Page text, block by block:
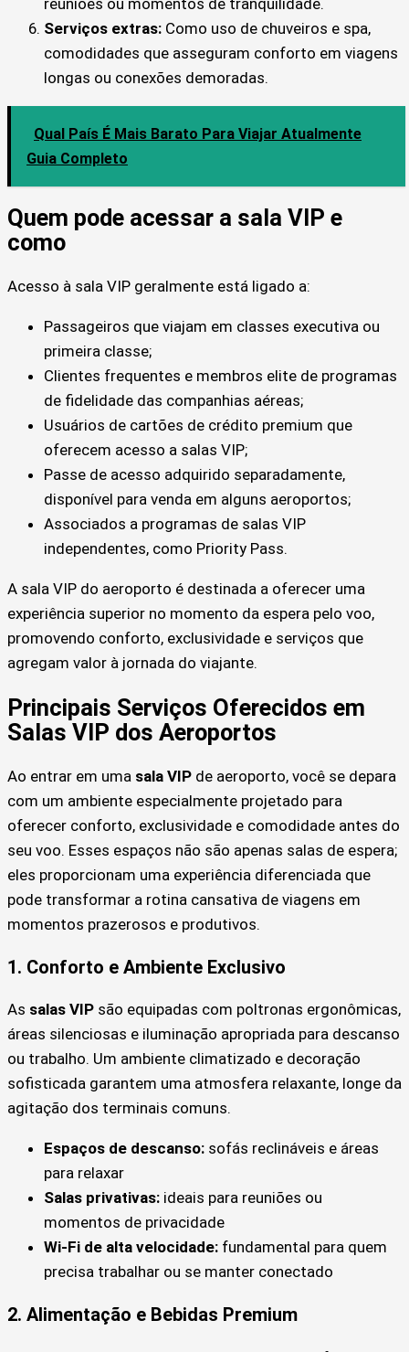
reuniões ou momentos de tranquilidade.
Serviços extras: Como uso de chuveiros e spa,
comodidades que asseguram conforto em viagens
longas ou conexões demoradas.
Qual País É Mais Barato Para Viajar Atualmente
Guia Completo
Quem pode acessar a sala VIP e
como
Acesso à sala VIP geralmente está ligado a:
Passageiros que viajam em classes executiva ou
primeira classe;
Clientes frequentes e membros elite de programas
de fidelidade das companhias aéreas;
Usuários de cartões de crédito premium que
oferecem acesso a salas VIP;
Passe de acesso adquirido separadamente,
disponível para venda em alguns aeroportos;
Associados a programas de salas VIP
independentes, como Priority Pass.
A sala VIP do aeroporto é destinada a oferecer uma
experiência superior no momento da espera pelo voo,
promovendo conforto, exclusividade e serviços que
agregam valor à jornada do viajante.
Principais Serviços Oferecidos em
Salas VIP dos Aeroportos
Ao entrar em uma sala VIP de aeroporto, você se depara
com um ambiente especialmente projetado para
oferecer conforto, exclusividade e comodidade antes do
seu voo. Esses espaços não são apenas salas de espera;
eles proporcionam uma experiência diferenciada que
pode transformar a rotina cansativa de viagens em
momentos prazerosos e produtivos.
1. Conforto e Ambiente Exclusivo
As salas VIP são equipadas com poltronas ergonômicas,
áreas silenciosas e iluminação apropriada para descanso
ou trabalho. Um ambiente climatizado e decoração
sofisticada garantem uma atmosfera relaxante, longe da
agitação dos terminais comuns.
Espaços de descanso: sofás reclináveis e áreas
para relaxar
Salas privativas: ideais para reuniões ou
momentos de privacidade
Wi-Fi de alta velocidade: fundamental para quem
precisa trabalhar ou se manter conectado
2. Alimentação e Bebidas Premium